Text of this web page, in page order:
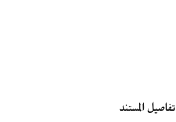
تفاصيل المستند